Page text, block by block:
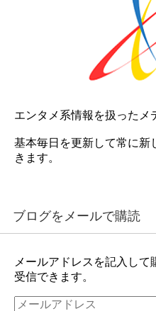
エンタメ系情報を扱ったメ
基本毎日を更新して常に新
きます。
ブログをメールで購読
メールアドレスを記入し
受信できます。
メ